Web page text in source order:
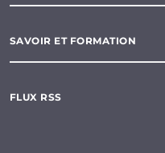
SAVOIR ET FORMATION
FLUX RSS